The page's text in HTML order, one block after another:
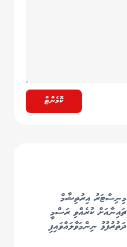
ކޮމެންޓް
މިނިސްޓަރު އިރުތިޝާމް
ޗައިނާއަށް ކުރެއްވި ރަސްމީ
ދަތުރުފުޅު ނިންމަވާލައްވައިފި